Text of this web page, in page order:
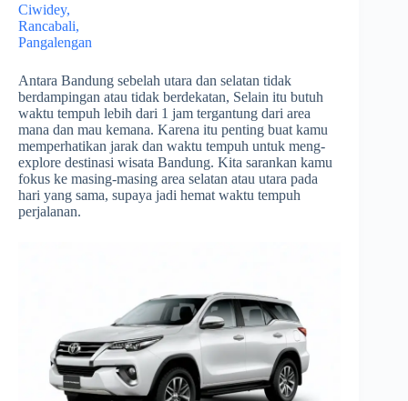
Ciwidey,
Rancabali,
Pangalengan
Antara Bandung sebelah utara dan selatan tidak
berdampingan atau tidak berdekatan, Selain itu butuh
waktu tempuh lebih dari 1 jam tergantung dari area
mana dan mau kemana. Karena itu penting buat kamu
memperhatikan jarak dan waktu tempuh untuk meng-
explore destinasi wisata Bandung. Kita sarankan kamu
fokus ke masing-masing area selatan atau utara pada
hari yang sama, supaya jadi hemat waktu tempuh
perjalanan.